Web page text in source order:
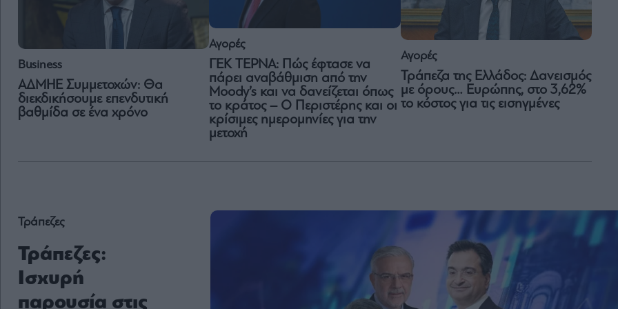
Business
ΑΔΜΗΕ Συμμετοχών: Θα
διεκδικήσουμε επενδυτική
βαθμίδα σε ένα χρόνο
Αγορές
ΓΕΚ ΤΕΡΝΑ: Πώς έφτασε να
πάρει αναβάθμιση από την
Moody’s και να δανείζεται όπως
το κράτος – O Περιστέρης και οι
κρίσιμες ημερομηνίες για την
μετοχή
Αγορές
Τράπεζα της Ελλάδος: Δανεισμός
με όρους… Ευρώπης, στο 3,62%
το κόστος για τις εισηγμένες
Τράπεζες
Τράπεζες:
Ισχυρή
παρουσία στις